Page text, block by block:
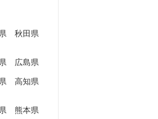
秋田県
広島県
高知県
熊本県